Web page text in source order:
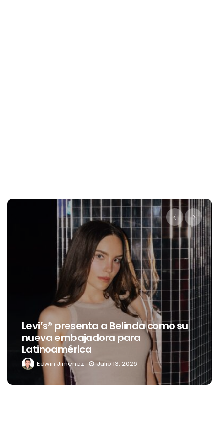
a Belinda como su
para
Julio 13, 2026
Destino Dos
celebración
del Río y
Edwin Jimenez